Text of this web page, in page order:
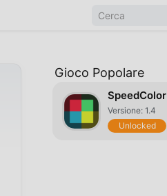
Gioco Popolare
SpeedColor
Versione: 1.4
Unlocked